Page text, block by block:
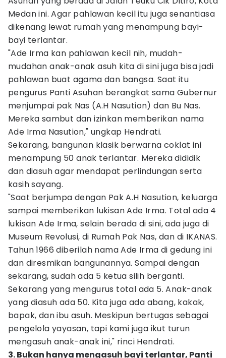
Medan ini. Agar pahlawan kecil itu juga senantiasa
dikenang lewat rumah yang menampung bayi-
bayi terlantar.
"Ade Irma kan pahlawan kecil nih, mudah-
mudahan anak-anak asuh kita di sini juga bisa jadi
pahlawan buat agama dan bangsa. Saat itu
pengurus Panti Asuhan berangkat sama Gubernur
menjumpai pak Nas (A.H Nasution) dan Bu Nas.
Mereka sambut dan izinkan memberikan nama
Ade Irma Nasution," ungkap Hendrati.
Sekarang, bangunan klasik berwarna coklat ini
menampung 50 anak terlantar. Mereka dididik
dan diasuh agar mendapat perlindungan serta
kasih sayang.
"Saat berjumpa dengan Pak A.H Nasution, keluarga
sampai memberikan lukisan Ade Irma. Total ada 4
lukisan Ade Irma, selain berada di sini, ada juga di
Museum Revolusi, di Rumah Pak Nas, dan di IKANAS.
Tahun 1966 diberilah nama Ade Irma di gedung ini
dan diresmikan bangunannya. Sampai dengan
sekarang, sudah ada 5 ketua silih berganti.
Sekarang yang mengurus total ada 5. Anak-anak
yang diasuh ada 50. Kita juga ada abang, kakak,
bapak, dan ibu asuh. Meskipun bertugas sebagai
pengelola yayasan, tapi kami juga ikut turun
mengasuh anak-anak ini," rinci Hendrati.
3. Bukan hanya mengasuh bayi terlantar, Panti